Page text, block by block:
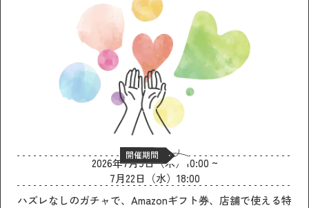
2026年7月9日（木）10:00 ~
7月22日（水）18:00
ハズレなしのガチャで、Amazonギフト券、店舗で使える特